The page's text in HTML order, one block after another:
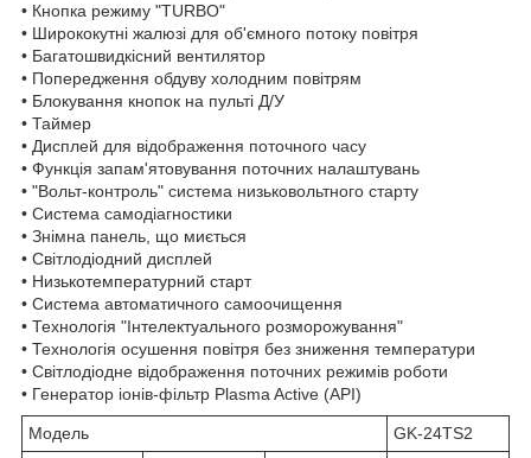
• Кнопка режиму "TURBO"
• Ширококутні жалюзі для об'ємного потоку повітря
• Багатошвидкісний вентилятор
• Попередження обдуву холодним повітрям
• Блокування кнопок на пульті Д/У
• Таймер
• Дисплей для відображення поточного часу
• Функція запам'ятовування поточних налаштувань
• "Вольт-контроль" система низьковольтного старту
• Система самодіагностики
• Знімна панель, що миється
• Світлодіодний дисплей
• Низькотемпературний старт
• Система автоматичного самоочищення
• Технологія "Інтелектуального розморожування"
• Технологія осушення повітря без зниження температури
• Світлодіодне відображення поточних режимів роботи
• Генератор іонів-фільтр Plasma Active (API)
Модель
GK-24TS2